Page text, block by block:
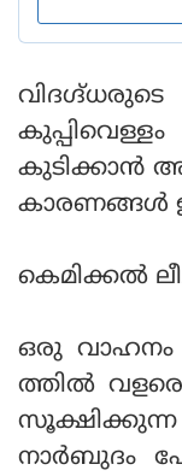
കുടിക്കാന്‍
കാരണങ്ങള്‍
കെമിക്കല്‍
ഒരു
ത്തില്‍
നാര്‍ബുദം